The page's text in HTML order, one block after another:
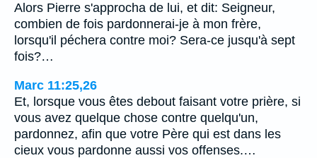
Alors Pierre s'approcha de lui, et dit: Seigneur,
combien de fois pardonnerai-je à mon frère,
lorsqu'il péchera contre moi? Sera-ce jusqu'à sept
fois?…
Marc 11:25,26
Et, lorsque vous êtes debout faisant votre prière, si
vous avez quelque chose contre quelqu'un,
pardonnez, afin que votre Père qui est dans les
cieux vous pardonne aussi vos offenses.…